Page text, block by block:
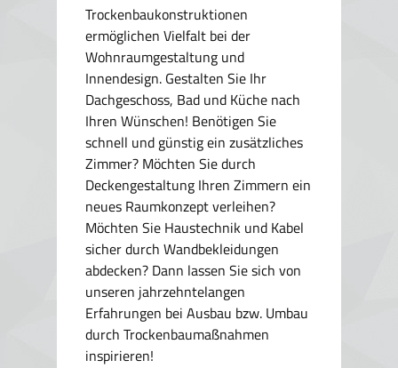
Trockenbaukonstruktionen
ermöglichen Vielfalt bei der
Wohnraumgestaltung und
Innendesign. Gestalten Sie Ihr
Dachgeschoss, Bad und Küche nach
Ihren Wünschen! Benötigen Sie
schnell und günstig ein zusätzliches
Zimmer? Möchten Sie durch
Deckengestaltung Ihren Zimmern ein
neues Raumkonzept verleihen?
Möchten Sie Haustechnik und Kabel
sicher durch Wandbekleidungen
abdecken? Dann lassen Sie sich von
unseren jahrzehntelangen
Erfahrungen bei Ausbau bzw. Umbau
durch Trockenbaumaßnahmen
inspirieren!